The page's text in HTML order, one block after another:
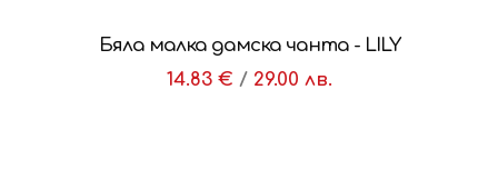
Бяла малка дамска чанта - LILY
14.83 € / 29.00 лв.